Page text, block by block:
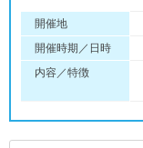
開催地
開催時期／日時
内容／特徴